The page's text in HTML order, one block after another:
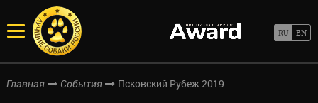
Главная События Псковский Рубеж 2019